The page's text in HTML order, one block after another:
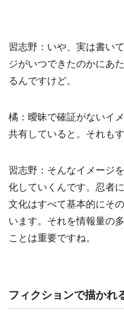
習志野：いや、実は書い
ジがいつできたのかにあ
るんですけど。
橘：曖昧で確証がないイ
共有していると。それも
習志野：そんなイメージ
化していくんです。忍者
文化はすべて基本的にそ
います。それを情報量の
ことは重要ですね。
フィクションで描かれ